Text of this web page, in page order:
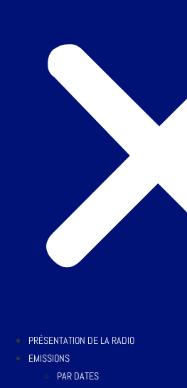
PRÉSENTATION DE LA RADIO
EMISSIONS
PAR DATES